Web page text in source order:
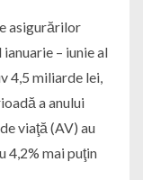
asigurărilor
– iunie al
4,5 miliarde lei,
a anului
viaţă (AV) au
4,2% mai puţin